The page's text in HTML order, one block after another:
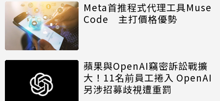
Meta首推程式代理工具Muse
Code 主打價格優勢
蘋果與OpenAI竊密訴訟戰擴
大！11名前員工捲入 OpenAI
另涉招募歧視遭重罰